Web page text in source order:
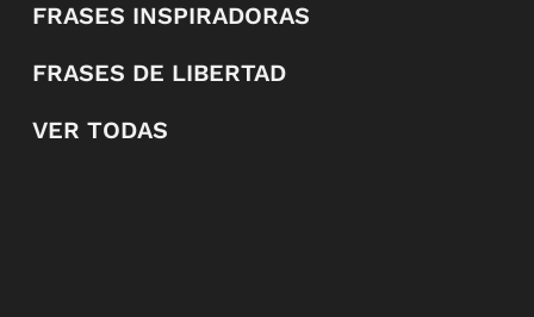
FRASES INSPIRADORAS
FRASES DE LIBERTAD
VER TODAS